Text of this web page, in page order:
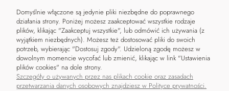
Polityka prywatności
Metody płatności
Moje konto
Domyślnie włączone są jedynie pliki niezbędne do poprawnego
działania strony. Poniżej możesz zaakceptować wszystkie rodzaje
plików, klikając "Zaakceptuj wszystkie", lub odmówić ich używania (z
wyjątkiem niezbędnych). Możesz też dostosować pliki do swoich
potrzeb, wybierając "Dostosuj zgody". Udzieloną zgodę możesz w
dowolnym momencie wycofać lub zmienić, klikając w link "Ustawienia
plików cookies" na dole strony.
Szczegóły o używanych przez nas plikach cookie oraz zasadach
przetwarzania danych osobowych znajdziesz w Polityce prywatności.